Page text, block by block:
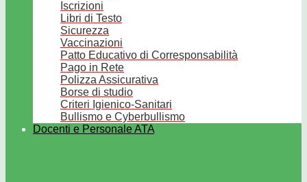
Iscrizioni
Libri di Testo
Sicurezza
Vaccinazioni
Patto Educativo di Corresponsabilità
Pago in Rete
Polizza Assicurativa
Borse di studio
Criteri Igienico-Sanitari
Bullismo e Cyberbullismo
Docenti e Personale ATA